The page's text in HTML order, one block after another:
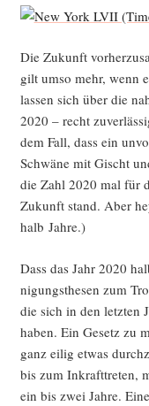
Die Zukunft
gilt umso mehr, wenn
las­sen sich über die
2020 – recht
dem Fall, dass ein
Schwä­ne mit Gischt
die Zahl 2020 mal für
Zukunft stand. Aber
halb Jahre.)
Dass das Jahr 2020
ni­gungs­the­sen zum
die sich in den letz­ten
haben. Ein Gesetz zu
ganz eilig etwas
bis zum Inkraft­tre­ten,
ein bis zwei Jah­re.